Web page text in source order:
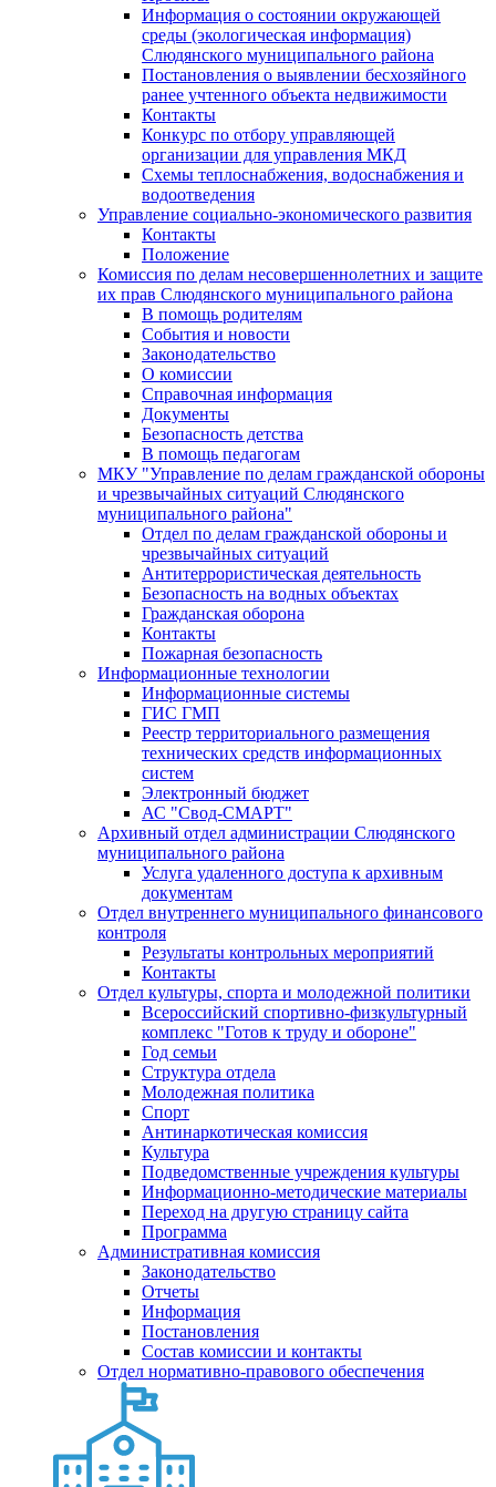
Информация о состоянии окружающей
среды (экологическая информация)
Слюдянского муниципального района
Постановления о выявлении бесхозяйного
ранее учтенного объекта недвижимости
Контакты
Конкурс по отбору управляющей
организации для управления МКД
Схемы теплоснабжения, водоснабжения и
водоотведения
Управление социально-экономического развития
Контакты
Положение
Комиссия по делам несовершеннолетних и защите
их прав Слюдянского муниципального района
В помощь родителям
События и новости
Законодательство
О комиссии
Справочная информация
Документы
Безопасность детства
В помощь педагогам
МКУ "Управление по делам гражданской обороны
и чрезвычайных ситуаций Слюдянского
муниципального района"
Отдел по делам гражданской обороны и
чрезвычайных ситуаций
Антитеррористическая деятельность
Безопасность на водных объектах
Гражданская оборона
Контакты
Пожарная безопасность
Информационные технологии
Информационные системы
ГИС ГМП
Реестр территориального размещения
технических средств информационных
систем
Электронный бюджет
АС "Свод-СМАРТ"
Архивный отдел администрации Слюдянского
муниципального района
Услуга удаленного доступа к архивным
документам
Отдел внутреннего муниципального финансового
контроля
Результаты контрольных мероприятий
Контакты
Отдел культуры, спорта и молодежной политики
Всероссийский спортивно-физкультурный
комплекс "Готов к труду и обороне"
Год семьи
Структура отдела
Молодежная политика
Спорт
Антинаркотическая комиссия
Культура
Подведомственные учреждения культуры
Информационно-методические материалы
Переход на другую страницу сайта
Программа
Административная комиссия
Законодательство
Отчеты
Информация
Постановления
Состав комиссии и контакты
Отдел нормативно-правового обеспечения